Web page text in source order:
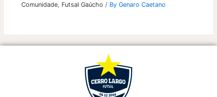
Comunidade, Futsal Gaúcho / ByGenaro Caetano